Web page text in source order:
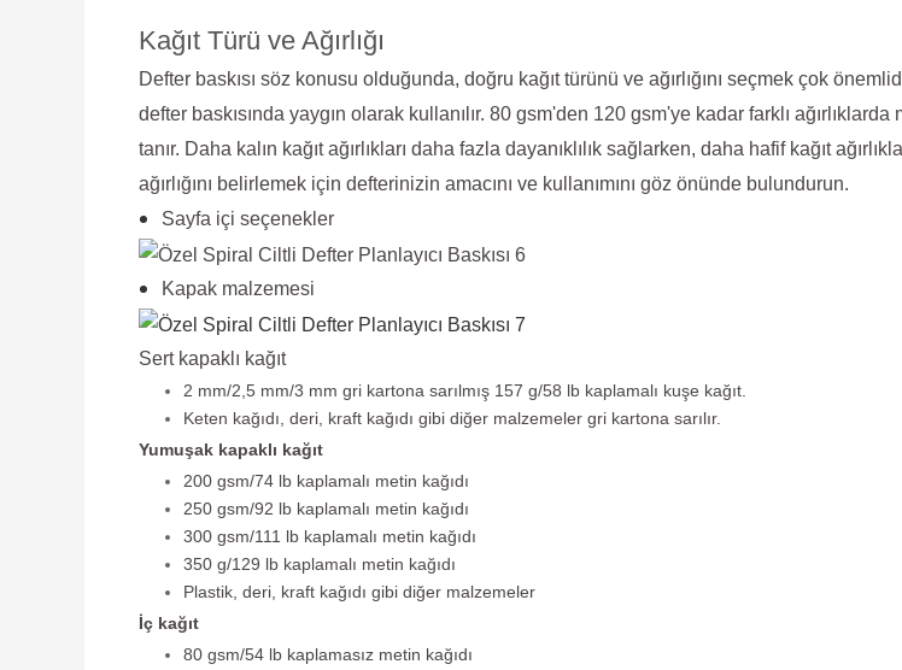
Kağıt Türü ve Ağırlığı
Defter baskısı söz konusu olduğunda, doğru kağıt türünü ve ağırlığını seçmek çok
defter baskısında yaygın olarak kullanılır. 80 gsm'den 120 gsm'ye kadar farklı
tanır. Daha kalın kağıt ağırlıkları daha fazla dayanıklılık sağlarken, daha hafif kağıt
ağırlığını belirlemek için defterinizin amacını ve kullanımını göz önünde bulundurun.
Sayfa içi seçenekler
Kapak malzemesi
Sert kapaklı kağıt
2 mm/2,5 mm/3 mm gri kartona sarılmış 157 g/58 lb kaplamalı kuşe kağıt.
Keten kağıdı, deri, kraft kağıdı gibi diğer malzemeler gri kartona sarılır.
Yumuşak kapaklı kağıt
200 gsm/74 lb kaplamalı metin kağıdı
250 gsm/92 lb kaplamalı metin kağıdı
300 gsm/111 lb kaplamalı metin kağıdı
350 g/129 lb kaplamalı metin kağıdı
Plastik, deri, kraft kağıdı gibi diğer malzemeler
İç kağıt
80 gsm/54 lb kaplamasız metin kağıdı